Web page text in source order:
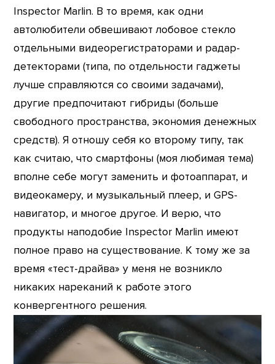
Inspector Marlin. В то время, как одни
автолюбители обвешивают лобовое стекло
отдельными видеорегистраторами и радар-
детекторами (типа, по отдельности гаджеты
лучше справляются со своими задачами),
другие предпочитают гибриды (больше
свободного пространства, экономия денежных
средств). Я отношу себя ко второму типу, так
как считаю, что смартфоны (моя любимая тема)
вполне себе могут заменить и фотоаппарат, и
видеокамеру, и музыкальный плеер, и GPS-
навигатор, и многое другое. И верю, что
продукты наподобие Inspector Marlin имеют
полное право на существование. К тому же за
время «тест-драйва» у меня не возникло
никаких нареканий к работе этого
конвергентного решения.